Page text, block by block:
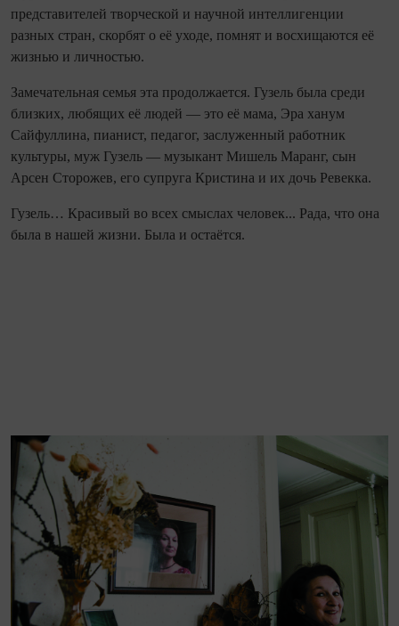
представителей творческой и научной интеллигенции
разных стран, скорбят о её уходе, помнят и восхищаются её
жизнью и личностью.
Замечательная семья эта продолжается. Гузель была среди
близких, любящих её людей — это её мама, Эра ханум
Сайфуллина, пианист, педагог, заслуженный работник
культуры, муж Гузель — музыкант Мишель Маранг, сын
Арсен Сторожев, его супруга Кристина и их дочь Ревекка.
Гузель… Красивый во всех смыслах человек... Рада, что она
была в нашей жизни. Была и остаётся.